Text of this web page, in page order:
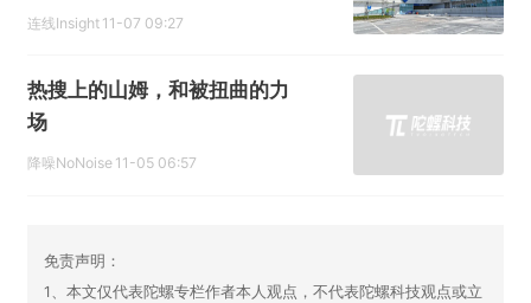
连线Insight 11-07 09:27
热搜上的山姆，和被扭曲的力
场
降噪NoNoise 11-05 06:57
免责声明：
1、本文仅代表陀螺专栏作者本人观点，不代表陀螺科技观点或立